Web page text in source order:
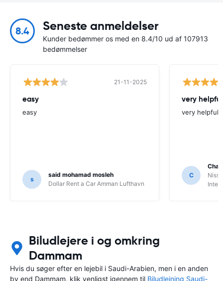
8.4 Seneste anmeldelser
Kunder bedømmer os med en 8.4/10 ud af 107913
bedømmelser
21-11-2025
easy
easy
s
said mohamad mosleh
Dollar Rent a Car Amman Lufthavn
very
very helpfull
C
Biludlejere i og omkring
Dammam
Hvis du søger efter en lejebil i Saudi-Arabien, men i en anden
by end Dammam, klik venligst igennem til Biludlejning Saudi-